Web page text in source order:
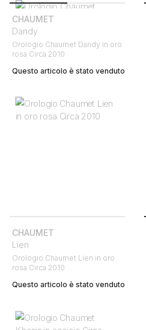
CHAUMET
Dandy
Orologio Chaumet Dandy in oro
rosa Circa 2010
Questo articolo è stato venduto
CHAUMET
Lien
Orologio Chaumet Lien in oro
rosa Circa 2010
Questo articolo è stato venduto